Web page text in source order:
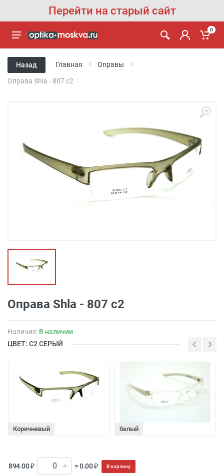
Перейти на старый сайт
0
Назад Главная Оправы
Оправа Shla - 807 c2
Оправа Shla - 807 c2
Наличие: В наличии
ЦВЕТ: С2 СЕРЫЙ
Коричневый белый
894.00 ₽ = 0.00 ₽ В корзину